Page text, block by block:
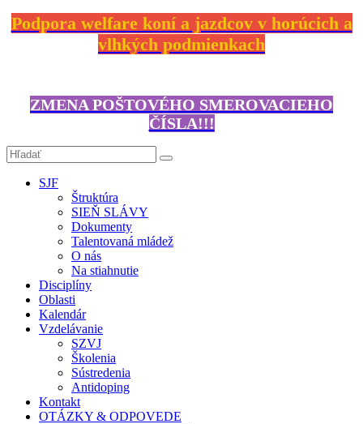
Podpora welfare koní a jazdcov v horúcich a
vlhkých podmienkach
ZMENA POŠTOVÉHO SMEROVACIEHO
ČÍSLA!!!
SJF
Štruktúra
SIEŇ SLÁVY
Dokumenty
Talentovaná mládež
O nás
Na stiahnutie
Disciplíny
Oblasti
Kalendár
Vzdelávanie
SZVJ
Školenia
Sústredenia
Antidoping
Kontakt
OTÁZKY & ODPOVEDE